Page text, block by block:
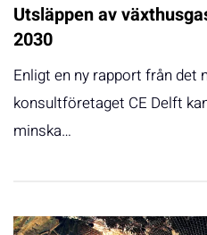
Utsläppen av
2030
Enligt en ny rapport från det
konsultföretaget CE Delft
minska…